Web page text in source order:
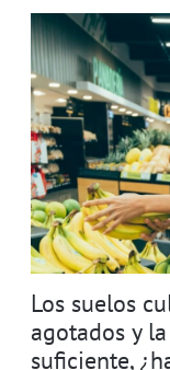
Los suelos
agotados y
suficiente,